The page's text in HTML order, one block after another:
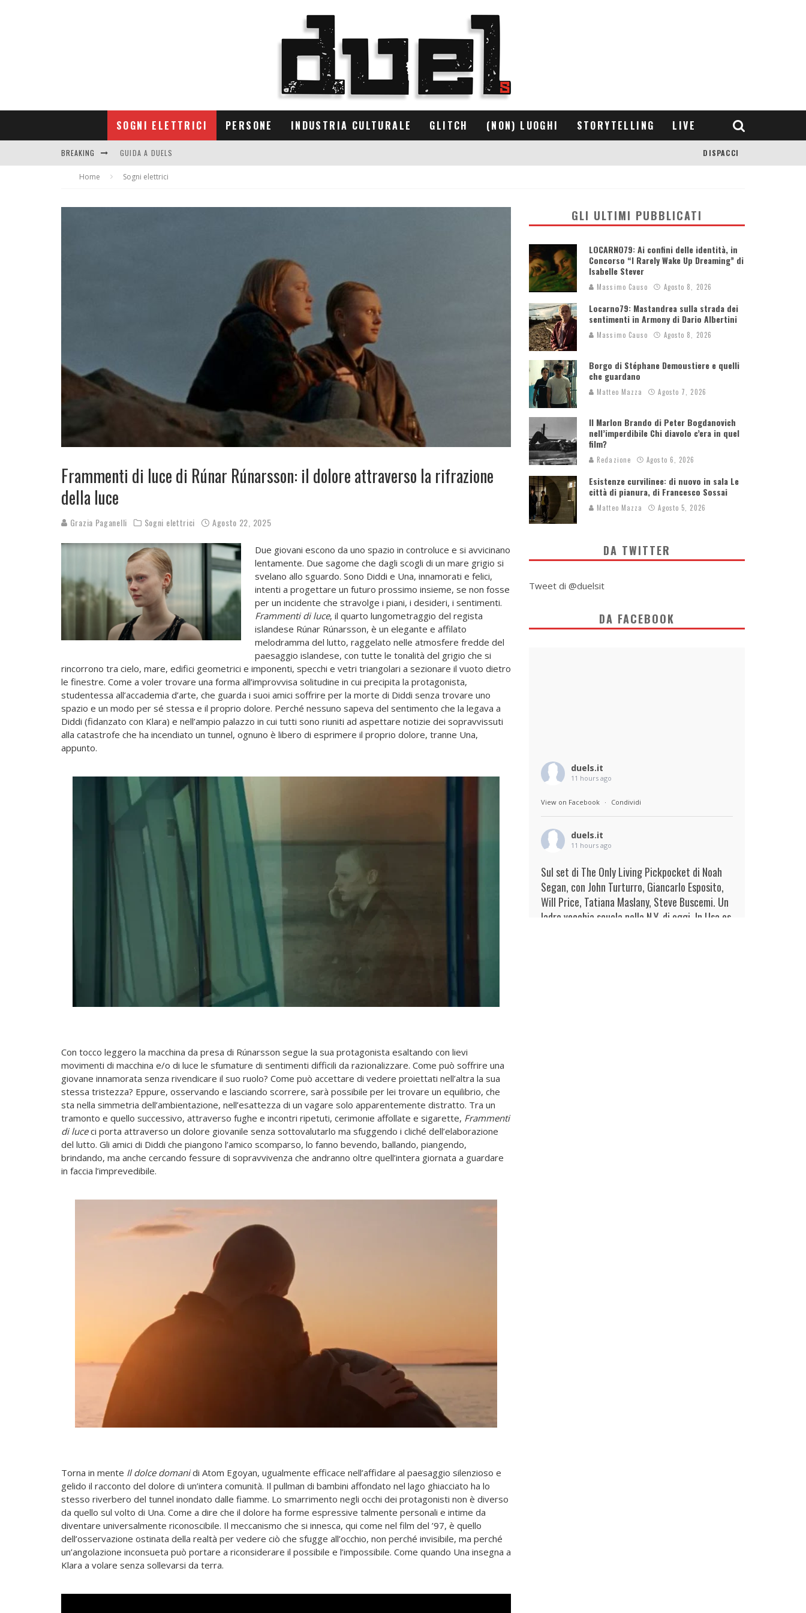
SOGNI ELETTRICI PERSONE INDUSTRIA CULTURALE GLITCH (NON) LUOGHI STORYTELLING LIVE
BREAKING GUIDA A DUELS
CONTRIBUTORS
DISPACCI
Home Sogni elettrici
Frammenti di luce di Rúnar Rúnarsson: il dolore attraverso la rifrazione
della luce
Grazia Paganelli Sogni elettrici Agosto 22, 2025
Due giovani escono da uno spazio in controluce e si avvicinano
lentamente. Due sagome che dagli scogli di un mare grigio si
svelano allo sguardo. Sono Diddi e Una, innamorati e felici,
intenti a progettare un futuro prossimo insieme, se non fosse
per un incidente che stravolge i piani, i desideri, i sentimenti.
Frammenti di luce, il quarto lungometraggio del regista
islandese Rúnar Rúnarsson, è un elegante e affilato
melodramma del lutto, raggelato nelle atmosfere fredde del
paesaggio islandese, con tutte le tonalità del grigio che si
rincorrono tra cielo, mare, edifici geometrici e imponenti, specchi e vetri triangolari a sezionare il vuoto dietro
le finestre. Come a voler trovare una forma all’improvvisa solitudine in cui precipita la protagonista,
studentessa all’accademia d’arte, che guarda i suoi amici soffrire per la morte di Diddi senza trovare uno
spazio e un modo per sé stessa e il proprio dolore. Perché nessuno sapeva del sentimento che la legava a
Diddi (fidanzato con Klara) e nell’ampio palazzo in cui tutti sono riuniti ad aspettare notizie dei sopravvissuti
alla catastrofe che ha incendiato un tunnel, ognuno è libero di esprimere il proprio dolore, tranne Una,
appunto.
Con tocco leggero la macchina da presa di Rúnarsson segue la sua protagonista esaltando con lievi
movimenti di macchina e/o di luce le sfumature di sentimenti difficili da razionalizzare. Come può soffrire una
giovane innamorata senza rivendicare il suo ruolo? Come può accettare di vedere proiettati nell’altra la sua
stessa tristezza? Eppure, osservando e lasciando scorrere, sarà possibile per lei trovare un equilibrio, che
sta nella simmetria dell’ambientazione, nell’esattezza di un vagare solo apparentemente distratto. Tra un
tramonto e quello successivo, attraverso fughe e incontri ripetuti, cerimonie affollate e sigarette, Frammenti
di luceci porta attraverso un dolore giovanile senza sottovalutarlo ma sfuggendo i cliché dell’elaborazione
del lutto. Gli amici di Diddi che piangono l’amico scomparso, lo fanno bevendo, ballando, piangendo,
brindando, ma anche cercando fessure di sopravvivenza che andranno oltre quell’intera giornata a guardare
in faccia l’imprevedibile.
Torna in mente Il dolce domanidi Atom Egoyan, ugualmente efficace nell’affidare al paesaggio silenzioso e
gelido il racconto del dolore di un’intera comunità. Il pullman di bambini affondato nel lago ghiacciato ha lo
stesso riverbero del tunnel inondato dalle fiamme. Lo smarrimento negli occhi dei protagonisti non è diverso
da quello sul volto di Una. Come a dire che il dolore ha forme espressive talmente personali e intime da
diventare universalmente riconoscibile. Il meccanismo che si innesca, qui come nel film del ’97, è quello
dell’osservazione ostinata della realtà per vedere ciò che sfugge all’occhio, non perché invisibile, ma perché
un’angolazione inconsueta può portare a riconsiderare il possibile e l’impossibile. Come quando Una insegna a
Klara a volare senza sollevarsi da terra.
GLI ULTIMI PUBBLICATI
LOCARNO79: Ai confini delle identità, in
Concorso “I Rarely Wake Up Dreaming” di
Isabelle Stever
Massimo Causo Agosto 8, 2026
Locarno79: Mastandrea sulla strada dei
sentimenti in Armony di Dario Albertini
Massimo Causo Agosto 8, 2026
Borgo di Stéphane Demoustiere e quelli
che guardano
Matteo Mazza Agosto 7, 2026
Il Marlon Brando di Peter Bogdanovich
nell’imperdibile Chi diavolo c’era in quel
film?
Redazione Agosto 6, 2026
Esistenze curvilinee: di nuovo in sala Le
città di pianura, di Francesco Sossai
Matteo Mazza Agosto 5, 2026
DA TWITTER
Tweet di @duelsit
DA FACEBOOK
duels.it
11 hours ago
View on Facebook · Condividi
duels.it
11 hours ago
Sul set di The Only Living Pickpocket di Noah
Segan, con John Turturro, Giancarlo Esposito,
Will Price, Tatiana Maslany, Steve Buscemi. Un
ladro vecchia scuola nella N.Y. di oggi. In Usa es